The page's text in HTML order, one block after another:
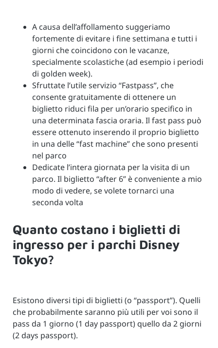
A causa dell’affollamento suggeriamo
fortemente di evitare i fine settimana e tutti i
giorni che coincidono con le vacanze,
specialmente scolastiche (ad esempio i periodi
di golden week).
Sfruttate l’utile servizio “Fastpass”, che
consente gratuitamente di ottenere un
biglietto riduci fila per un’orario specifico in
una determinata fascia oraria. Il fast pass può
essere ottenuto inserendo il proprio biglietto
in una delle “fast machine” che sono presenti
nel parco
Dedicate l’intera giornata per la visita di un
parco. Il biglietto “after 6” è conveniente a mio
modo di vedere, se volete tornarci una
seconda volta
Quanto costano i biglietti di
ingresso per i parchi Disney
Tokyo?
Esistono diversi tipi di biglietti (o “passport”). Quelli
che probabilmente saranno più utili per voi sono il
pass da 1 giorno (1 day passport) quello da 2 giorni
(2 days passport).